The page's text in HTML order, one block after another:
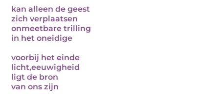
kan alleen de geest
zich verplaatsen
onmeetbare trilling
in het oneidige
voorbij het einde
licht,eeuwigheid
ligt de bron
van ons zijn